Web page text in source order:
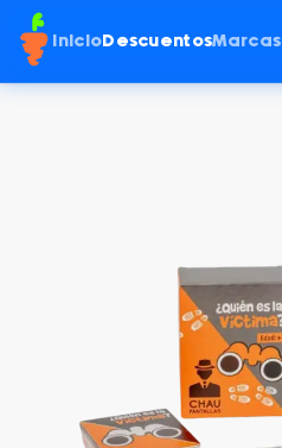
Inicio DescuentosMarcas